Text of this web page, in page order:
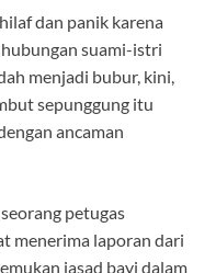
dan panik karena
suami-istri
menjadi bubur, kini,
sepunggung itu
ancaman
petugas
menerima laporan dari
jasad bayi dalam